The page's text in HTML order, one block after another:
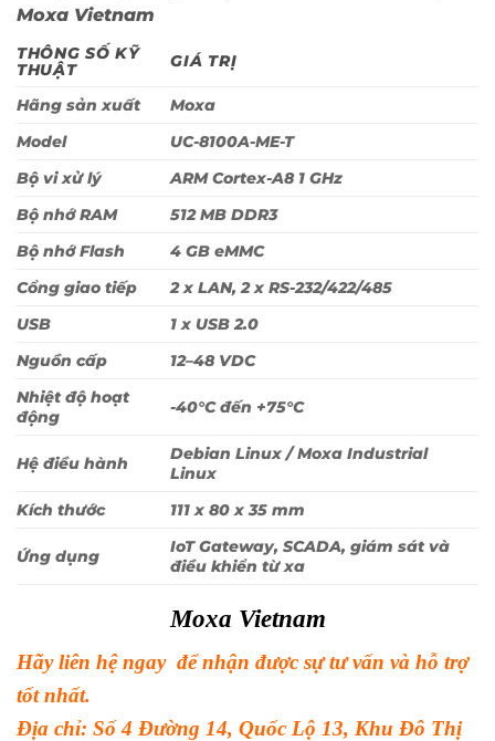
Moxa Vietnam
THÔNG SỐ KỸ
THUẬT
GIÁ TRỊ
Hãng sản xuất
Moxa
Model
UC-8100A-ME-T
Bộ vi xử lý
ARM Cortex-A8 1 GHz
Bộ nhớ RAM
512 MB DDR3
Bộ nhớ Flash
4 GB eMMC
Cổng giao tiếp
2 x LAN, 2 x RS-232/422/485
USB
1 x USB 2.0
Nguồn cấp
12–48 VDC
Nhiệt độ hoạt
động
-40°C đến +75°C
Hệ điều hành
Debian Linux / Moxa Industrial
Linux
Kích thước
111 x 80 x 35 mm
Ứng dụng
IoT Gateway, SCADA, giám sát và
điều khiển từ xa
Moxa Vietnam
Hãy liên hệ ngay để nhận được sự tư vấn và hỗ trợ
tốt nhất.
Địa chỉ: Số 4 Đường 14, Quốc Lộ 13, Khu Đô Thị